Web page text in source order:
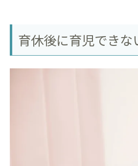
育休後に育児でき